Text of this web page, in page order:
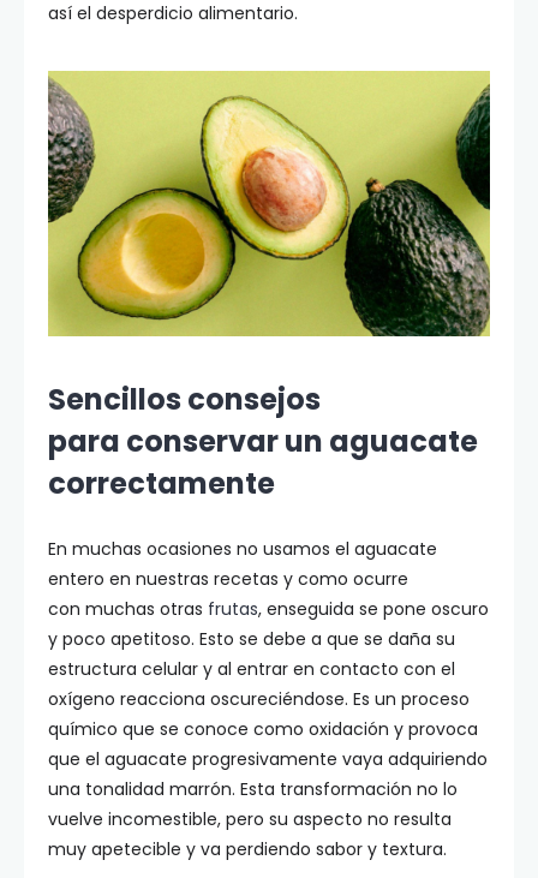
así el desperdicio alimentario.
Sencillos consejos
para conservar un aguacate
correctamente
En muchas ocasiones no usamos el aguacate
entero en nuestras recetas y como ocurre
con muchas otras frutas, enseguida se pone oscuro
y poco apetitoso. Esto se debe a que se daña su
estructura celular y al entrar en contacto con el
oxígeno reacciona oscureciéndose. Es un proceso
químico que se conoce como oxidación y provoca
que el aguacate progresivamente vaya adquiriendo
una tonalidad marrón. Esta transformación no lo
vuelve incomestible, pero su aspecto no resulta
muy apetecible y va perdiendo sabor y textura.